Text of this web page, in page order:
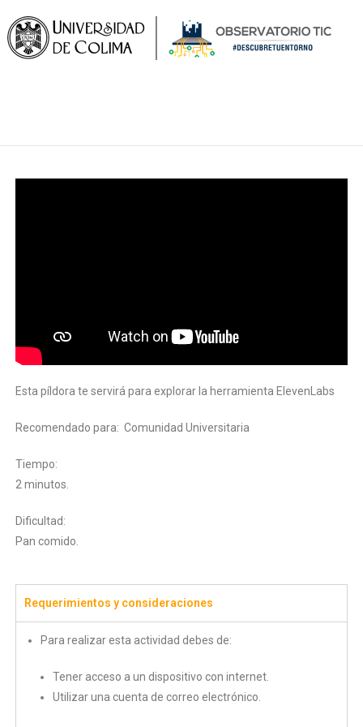
Esta píldora te servirá para explorar la herramienta ElevenLabs
Recomendado para: Comunidad Universitaria
Tiempo:
2 minutos.
Dificultad:
Pan comido.
Requerimientos y consideraciones
Para realizar esta actividad debes de:
Tener acceso a un dispositivo con internet.
Utilizar una cuenta de correo electrónico.